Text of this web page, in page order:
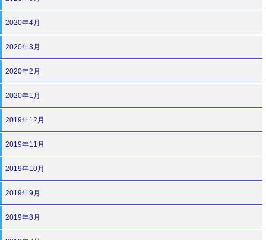
2020年4月
2020年3月
2020年2月
2020年1月
2019年12月
2019年11月
2019年10月
2019年9月
2019年8月